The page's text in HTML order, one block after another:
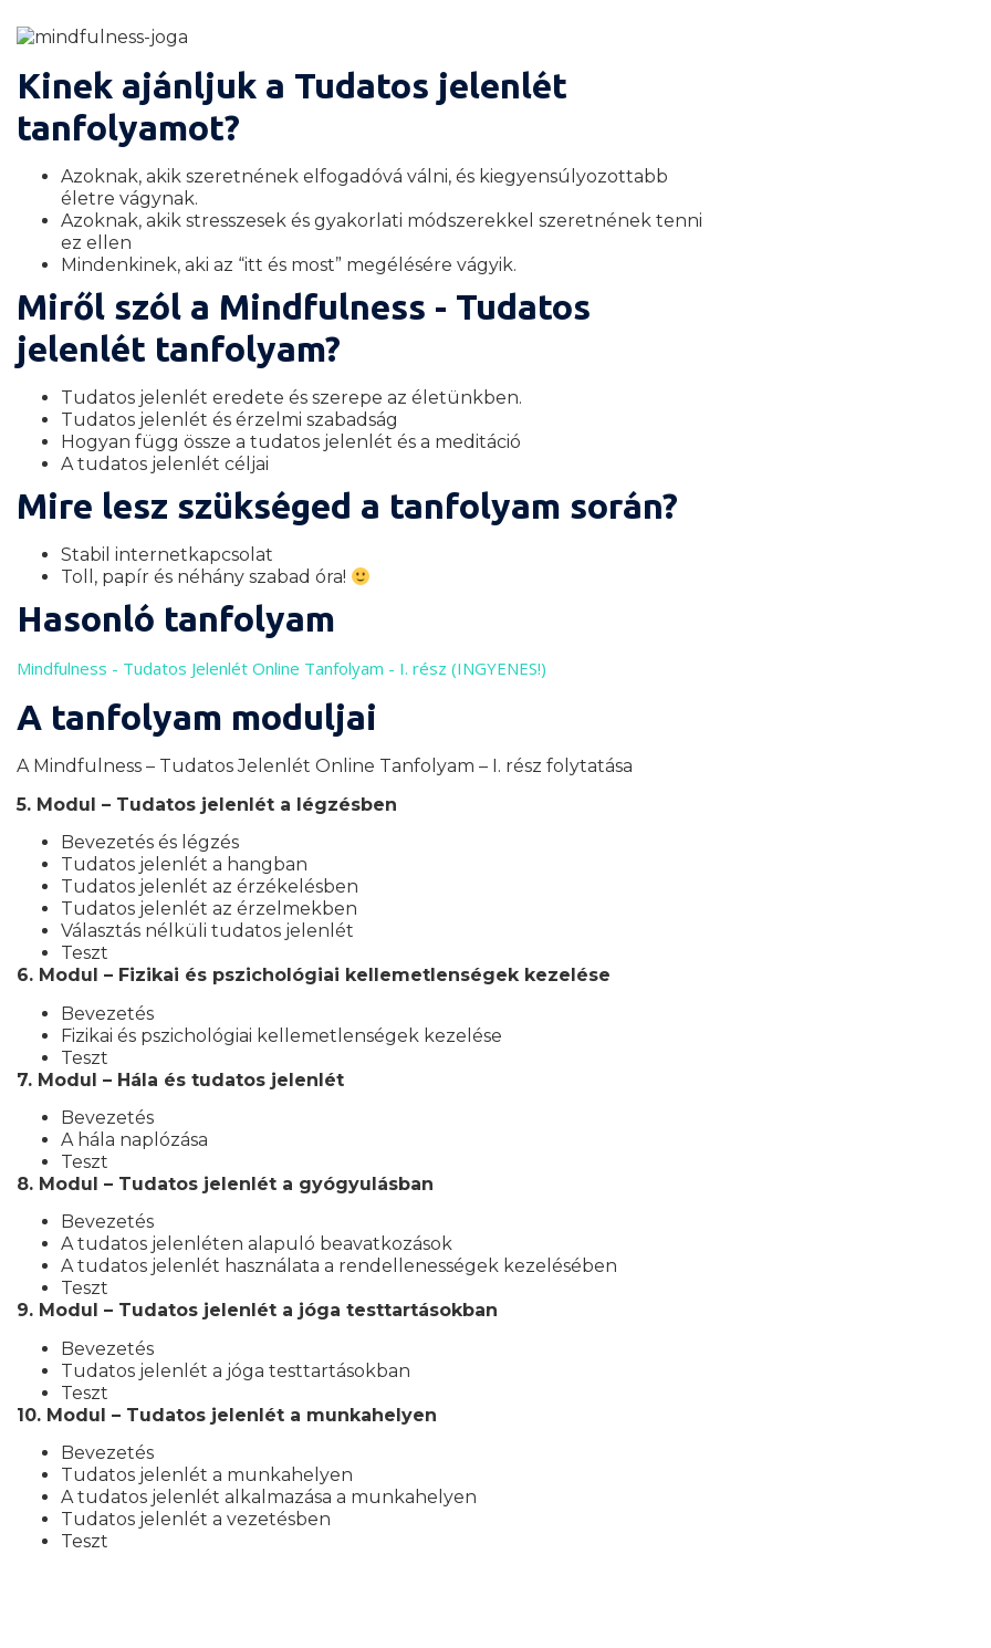
Kinek ajánljuk a Tudatos jelenlét
tanfolyamot?
Azoknak, akik szeretnének elfogadóvá válni, és kiegyensúlyozottabb
életre vágynak.
Azoknak, akik stresszesek és gyakorlati módszerekkel szeretnének tenni
ez ellen
Mindenkinek, aki az “itt és most” megélésére vágyik.
Miről szól a Mindfulness - Tudatos
jelenlét tanfolyam?
Tudatos jelenlét eredete és szerepe az életünkben.
Tudatos jelenlét és érzelmi szabadság
Hogyan függ össze a tudatos jelenlét és a meditáció
A tudatos jelenlét céljai
Mire lesz szükséged a tanfolyam során?
Stabil internetkapcsolat
Toll, papír és néhány szabad óra!
Hasonló tanfolyam
Mindfulness - Tudatos Jelenlét Online Tanfolyam - I. rész (INGYENES!)
A tanfolyam moduljai
A Mindfulness – Tudatos Jelenlét Online Tanfolyam – I. rész folytatása
5. Modul – Tudatos jelenlét a légzésben
Bevezetés és légzés
Tudatos jelenlét a hangban
Tudatos jelenlét az érzékelésben
Tudatos jelenlét az érzelmekben
Választás nélküli tudatos jelenlét
Teszt
6. Modul – Fizikai és pszichológiai kellemetlenségek kezelése
Bevezetés
Fizikai és pszichológiai kellemetlenségek kezelése
Teszt
7. Modul – Hála és tudatos jelenlét
Bevezetés
A hála naplózása
Teszt
8. Modul – Tudatos jelenlét a gyógyulásban
Bevezetés
A tudatos jelenléten alapuló beavatkozások
A tudatos jelenlét használata a rendellenességek kezelésében
Teszt
9. Modul – Tudatos jelenlét a jóga testtartásokban
Bevezetés
Tudatos jelenlét a jóga testtartásokban
Teszt
10. Modul – Tudatos jelenlét a munkahelyen
Bevezetés
Tudatos jelenlét a munkahelyen
A tudatos jelenlét alkalmazása a munkahelyen
Tudatos jelenlét a vezetésben
Teszt